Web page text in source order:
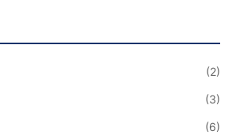
(2)
(3)
(6)